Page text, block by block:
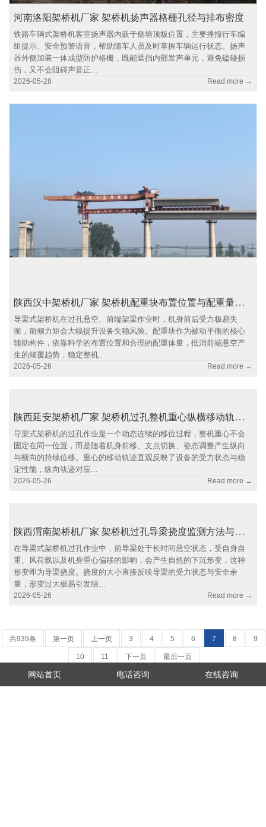
河南洛阳架桥机厂家 架桥机扬声器格栅孔径与排布密度
铁路车辆式架桥机客室扬声器内嵌于侧墙顶板位置，主要播报行车编
组提示、安全预警语音，帮助随车人员及时掌握车辆运行状态。扬声
器外侧加装一体成型防护格栅，既能遮挡内部发声单元，避免磕碰损
伤，又不会阻碍声音正...
2026-05-28 Read more →
陕西汉中架桥机厂家 架桥机配重块布置位置与配重量确定原则
导梁式架桥机在过孔悬空、前端架梁作业时，机身前后受力极易失
衡，前倾力矩会大幅提升设备失稳风险。配重块作为被动平衡的核心
辅助构件，依靠科学的布置位置和合理的配重体量，抵消前端悬空产
生的倾覆趋势，稳定整机...
2026-05-26 Read more →
陕西延安架桥机厂家 架桥机过孔整机重心纵横移动轨迹分析
导梁式架桥机的过孔作业是一个动态连续的移位过程，整机重心不会
固定在同一位置，而是随着机身前移、支点切换、姿态调整产生纵向
与横向的持续位移。重心的移动轨迹直观反映了设备的受力状态与稳
定性能，纵向轨迹对应...
2026-05-26 Read more →
陕西渭南架桥机厂家 架桥机过孔导梁挠度监测方法与允许值
在导梁式架桥机过孔作业中，前导梁处于长时间悬空状态，受自身自
重、风荷载以及机身重心偏移的影响，会产生自然的下沉形变，这种
形变即为导梁挠度。挠度的大小直接反映导梁的受力状态与安全余
量，形变过大极易引发结...
2026-05-26 Read more →
共939条 第一页 上一页 3 4 5 6 7 8 9
10 11 下一页 最后一页
网站首页 电话咨询 在线咨询